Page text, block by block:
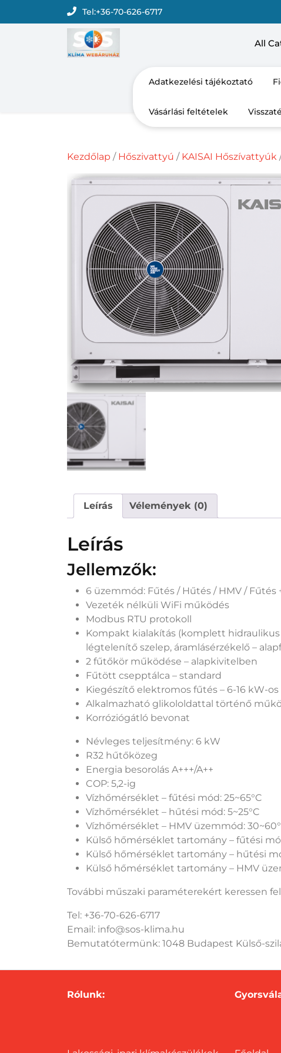
Tel:+36-70-626-6717
All
Adatkezelési tájékoztató
Vásárlási feltételek
Kezdőlap / Hőszivattyú / KAISAI Hőszívattyúk
Leírás Vélemények (0)
Leírás
Jellemzők:
6 üzemmód: Fűtés / Hűtés / HMV / Fűtés
Vezeték nélküli WiFi működés
Modbus RTU protokoll
Kompakt kialakítás (komplett
légtelenítő szelep, áramlásérzékelő –
2 fűtőkör működése – alapkivitelben
Fűtött csepptálca – standard
Kiegészítő elektromos fűtés – 6-16 kW-
Alkalmazható glikololdattal történő
Korróziógátló bevonat
Névleges teljesítmény: 6 kW
R32 hűtőközeg
Energia besorolás A+++/A++
COP: 5,2-ig
Vízhőmérséklet – fűtési mód: 25~65°C
Vízhőmérséklet – hűtési mód: 5~25°C
Vízhőmérséklet – HMV üzemmód:
Külső hőmérséklet tartomány – fűtési
Külső hőmérséklet tartomány – hűtési
Külső hőmérséklet tartomány – HMV
További műszaki paraméterekért keressen
Tel: +36-70-626-6717
Email: info@sos-klima.hu
Bemutatótermünk: 1048 Budapest Külső-
Rólunk: